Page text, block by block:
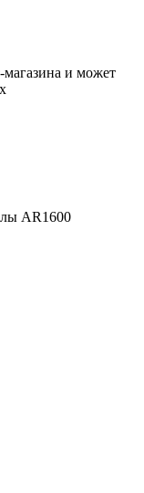
магазина и может
AR1600